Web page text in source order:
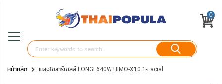
0
หน้าหลัก แผงโซลาร์เซลล์ LONGI 640W HIMO-X10 1-Facial